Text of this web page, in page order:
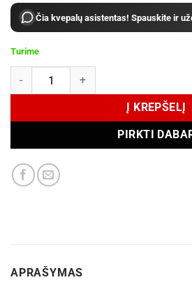
Čia kvepalų asistentas! Spauskite ir
Turime
produkto kiekis: Lattafa Victoria EDP 100
Į KREPŠELĮ
PIRKTI
APRAŠYMAS